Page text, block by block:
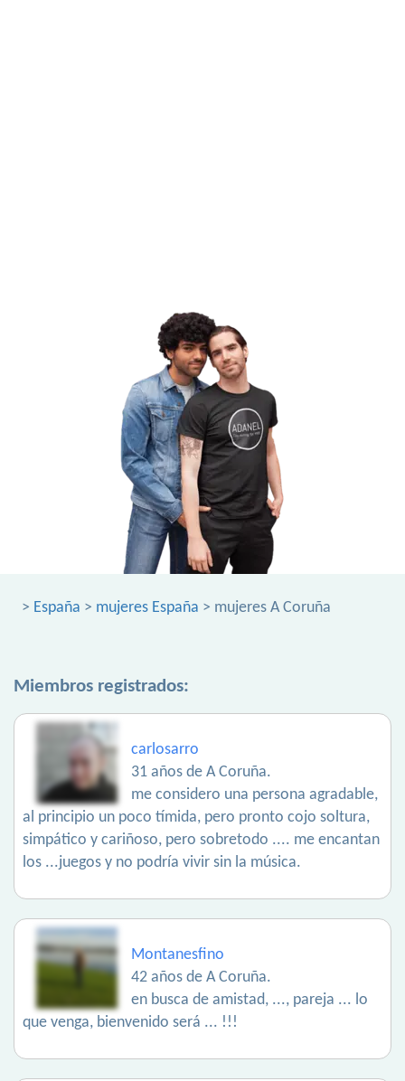
> España > mujeres España > mujeres A Coruña
Miembros registrados:
carlosarro
31 años de A Coruña.
me considero una persona agradable,
al principio un poco tímida, pero pronto cojo soltura,
simpático y cariñoso, pero sobretodo .... me encantan
los ...juegos y no podría vivir sin la música.
Montanesfino
42 años de A Coruña.
en busca de amistad, ..., pareja ... lo
que venga, bienvenido será ... !!!